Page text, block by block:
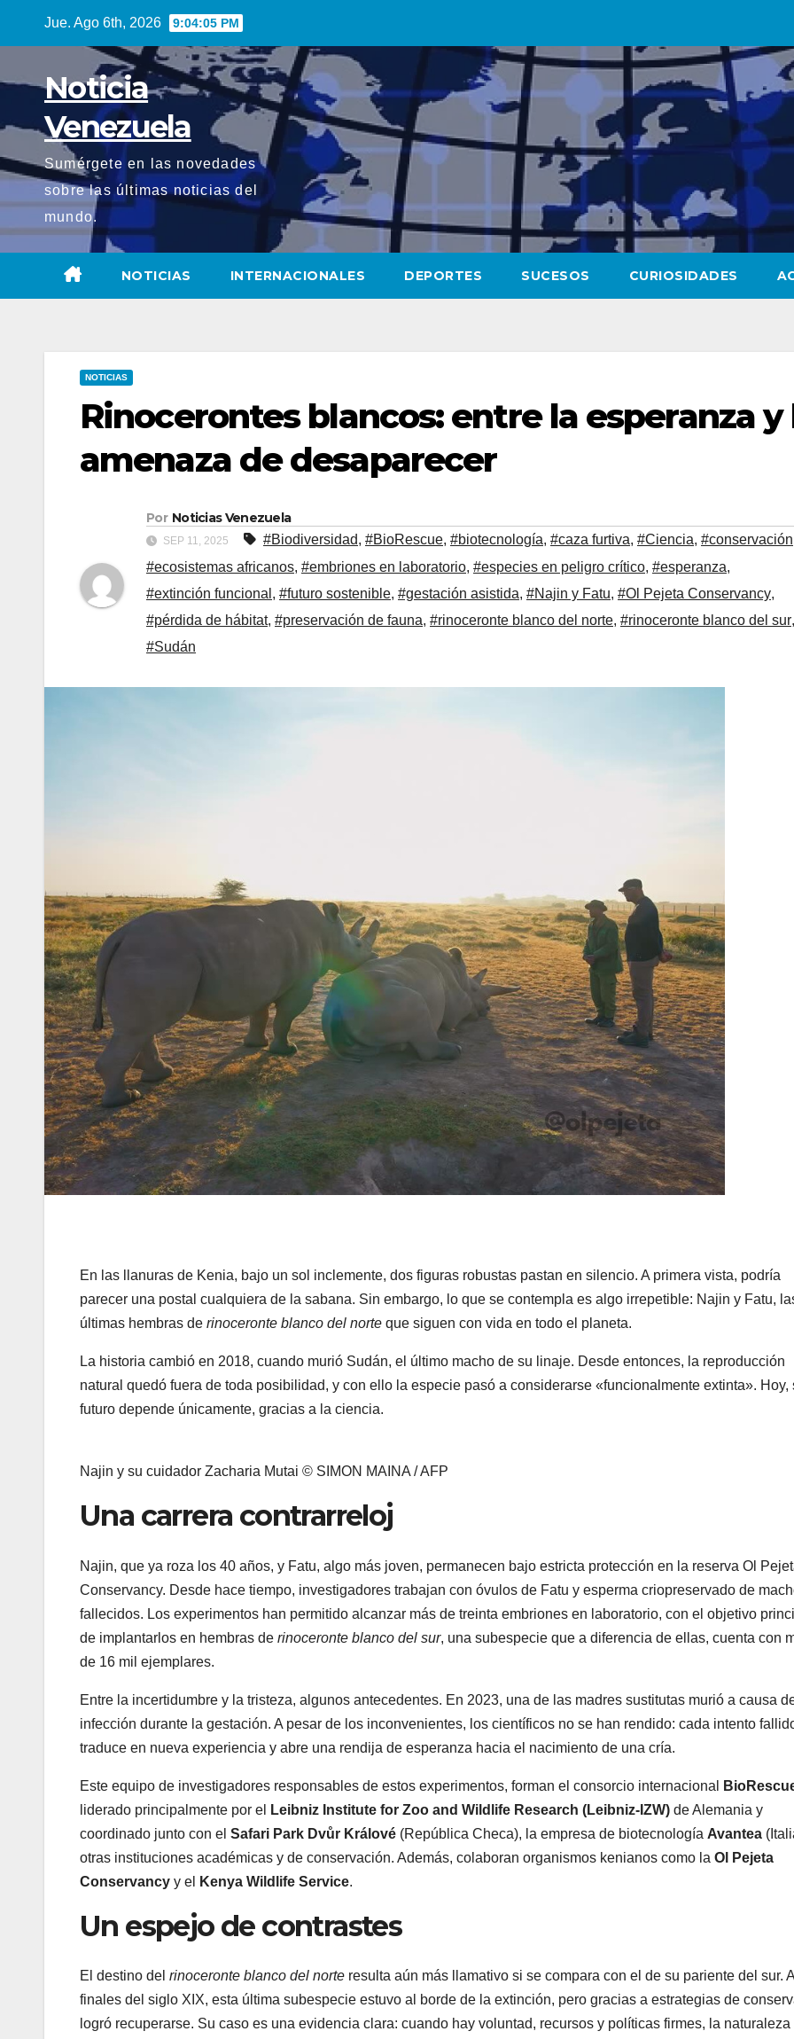
Jue. Ago 6th, 2026 9:04:06 PM
Noticia
Venezuela
Sumérgete en las novedades
sobre las últimas noticias del
mundo.
NOTICIAS INTERNACIONALES DEPORTES SUCESOS CURIOSIDADES
NOTICIAS
Rinocerontes blancos: entre la esperanza y
amenaza de desaparecer
Por Noticias Venezuela
SEP 11, 2025 #Biodiversidad, #BioRescue, #biotecnología, #caza furtiva, #Ciencia, #conservación
#ecosistemas africanos, #embriones en laboratorio, #especies en peligro crítico, #esperanza,
#extinción funcional , #futuro sostenible, #gestación asistida, #Najin y Fatu, #Ol Pejeta Conservancy,
#pérdida de hábitat, #preservación de fauna, #rinoceronte blanco del norte, #rinoceronte blanco del sur,
#Sudán
En las llanuras de Kenia, bajo un sol inclemente, dos figuras robustas pastan en silencio. A primera vista, podría
parecer una postal cualquiera de la sabana. Sin embargo, lo que se contempla es algo irrepetible: Najin y Fatu,
últimas hembras de rinoceronte blanco del norte que siguen con vida en todo el planeta.
La historia cambió en 2018, cuando murió Sudán, el último macho de su linaje. Desde entonces, la reproducción
natural quedó fuera de toda posibilidad, y con ello la especie pasó a considerarse «funcionalmente extinta». Hoy,
futuro depende únicamente, gracias a la ciencia.
Najin y su cuidador Zacharia Mutai © SIMON MAINA / AFP
Una carrera contrarreloj
Najin, que ya roza los 40 años, y Fatu, algo más joven, permanecen bajo estricta protección en la reserva Ol
Conservancy. Desde hace tiempo, investigadores trabajan con óvulos de Fatu y esperma criopreservado de
fallecidos. Los experimentos han permitido alcanzar más de treinta embriones en laboratorio, con el objetivo
de implantarlos en hembras de rinoceronte blanco del sur, una subespecie que a diferencia de ellas, cuenta con
de 16 mil ejemplares.
Entre la incertidumbre y la tristeza, algunos antecedentes. En 2023, una de las madres sustitutas murió a causa
infección durante la gestación. A pesar de los inconvenientes, los científicos no se han rendido: cada intento
traduce en nueva experiencia y abre una rendija de esperanza hacia el nacimiento de una cría.
Este equipo de investigadores responsables de estos experimentos, forman el consorcio internacional
liderado principalmente por el
Leibniz Institute for Zoo and Wildlife Research (Leibniz-IZW) de Alemania y
coordinado junto con el Safari Park Dvůr Králové (República Checa), la empresa de biotecnología Avantea
otras instituciones académicas y de conservación. Además, colaboran organismos kenianos como la Ol Pejeta
Conservancy y el Kenya Wildlife Service.
Un espejo de contrastes
El destino del rinoceronte blanco del norte resulta aún más llamativo si se compara con el de su pariente del sur. A
finales del siglo XIX, esta última subespecie estuvo al borde de la extinción, pero gracias a estrategias de
logró recuperarse. Su caso es una evidencia clara: cuando hay voluntad, recursos y políticas firmes, la naturaleza